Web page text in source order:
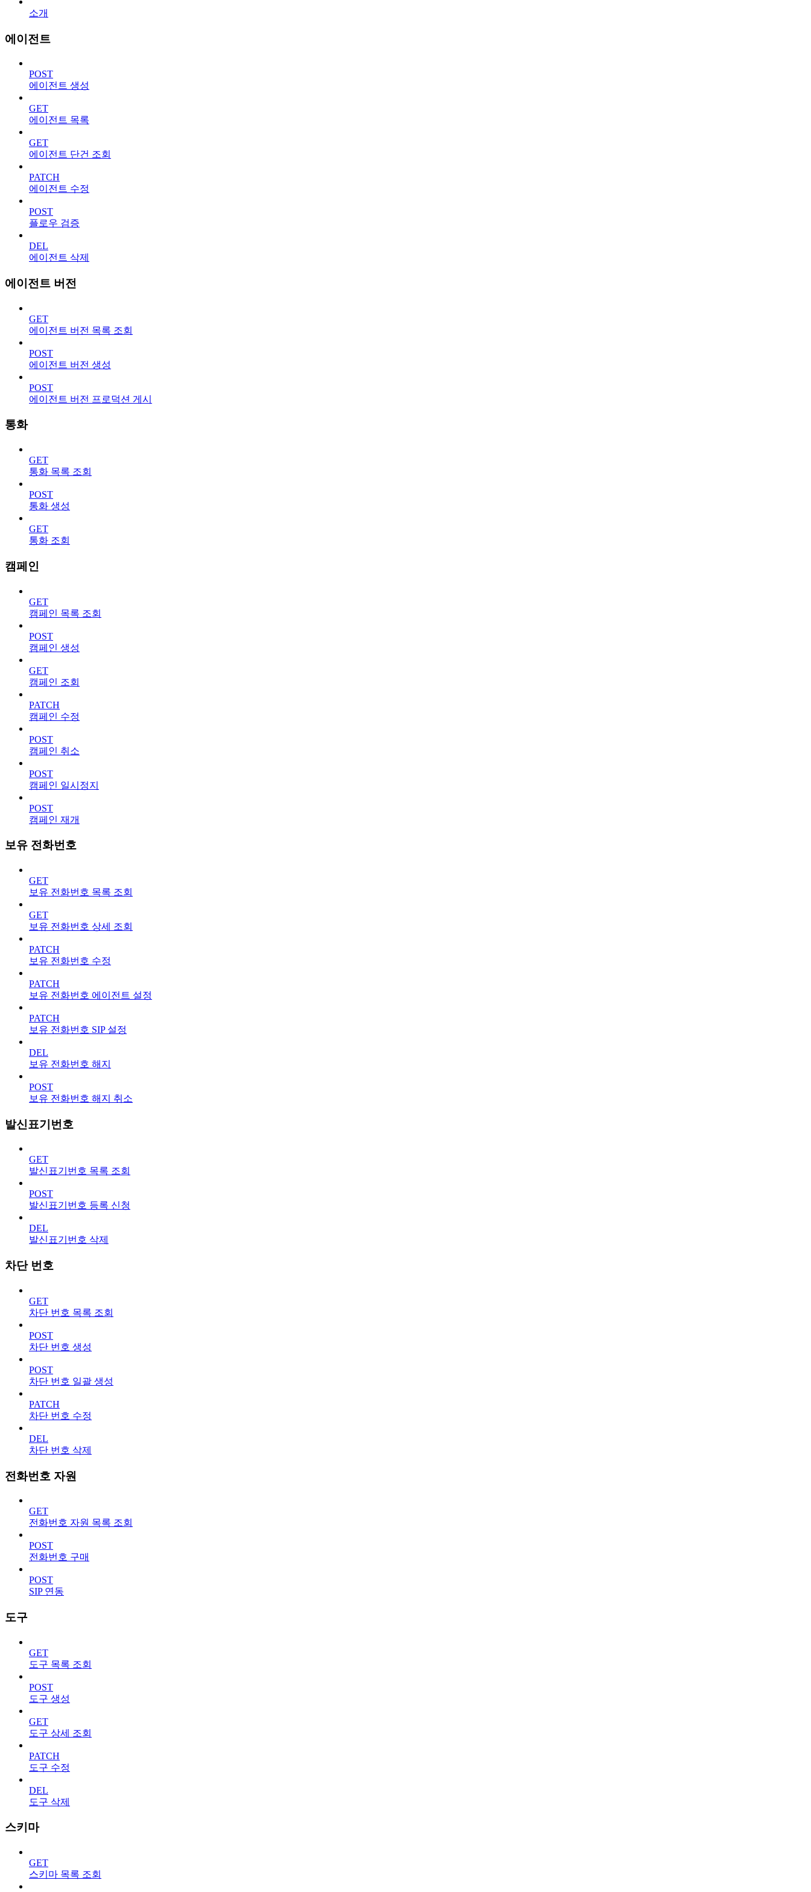
소개
에이전트
POST
에이전트 생성
GET
에이전트 목록
GET
에이전트 단건 조회
PATCH
에이전트 수정
POST
플로우 검증
DEL
에이전트 삭제
에이전트 버전
GET
에이전트 버전 목록 조회
POST
에이전트 버전 생성
POST
에이전트 버전 프로덕션 게시
통화
GET
통화 목록 조회
POST
통화 생성
GET
통화 조회
캠페인
GET
캠페인 목록 조회
POST
캠페인 생성
GET
캠페인 조회
PATCH
캠페인 수정
POST
캠페인 취소
POST
캠페인 일시정지
POST
캠페인 재개
보유 전화번호
GET
보유 전화번호 목록 조회
GET
보유 전화번호 상세 조회
PATCH
보유 전화번호 수정
PATCH
보유 전화번호 에이전트 설정
PATCH
보유 전화번호 SIP 설정
DEL
보유 전화번호 해지
POST
보유 전화번호 해지 취소
발신표기번호
GET
발신표기번호 목록 조회
POST
발신표기번호 등록 신청
DEL
발신표기번호 삭제
차단 번호
GET
차단 번호 목록 조회
POST
차단 번호 생성
POST
차단 번호 일괄 생성
PATCH
차단 번호 수정
DEL
차단 번호 삭제
전화번호 자원
GET
전화번호 자원 목록 조회
POST
전화번호 구매
POST
SIP 연동
도구
GET
도구 목록 조회
POST
도구 생성
GET
도구 상세 조회
PATCH
도구 수정
DEL
도구 삭제
스키마
GET
스키마 목록 조회